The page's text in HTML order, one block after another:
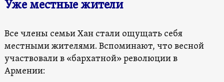
Уже местные жители
Все члены семьи Хан стали ощущать себя
местными жителями. Вспоминают, что весной
участвовали в «бархатной» революции в
Армении: